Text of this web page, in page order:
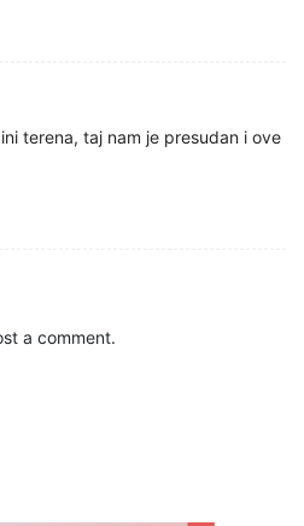
terena, taj nam je presudan i ove
a comment.